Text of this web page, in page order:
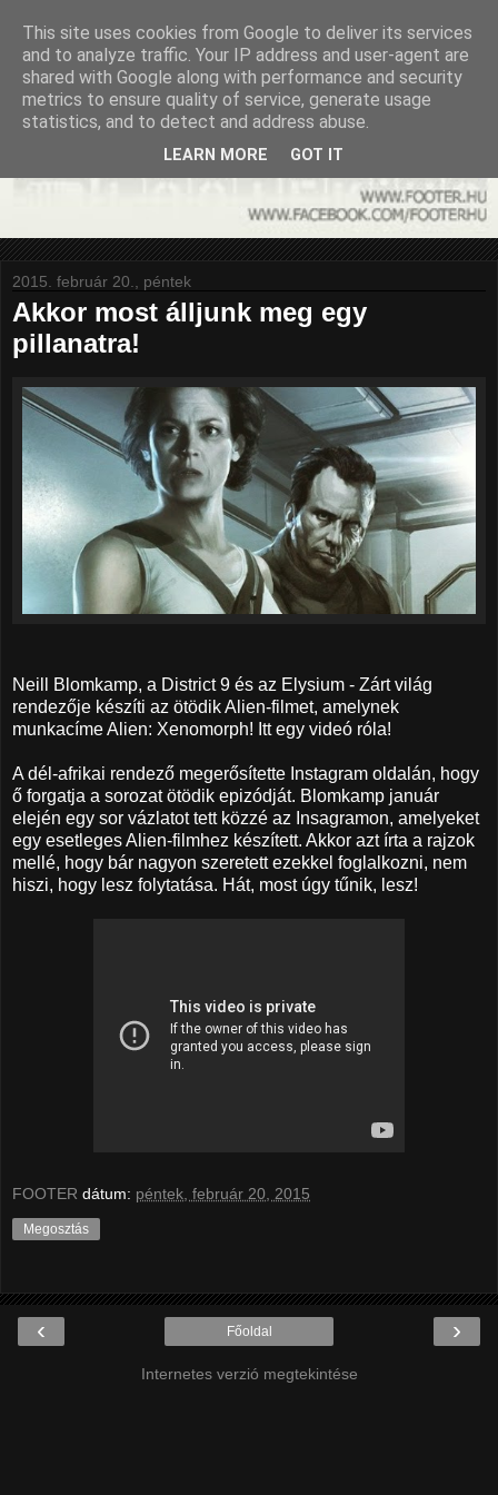
2015. február 20., péntek
Akkor most álljunk meg egy
pillanatra!
Neill Blomkamp, a District 9 és az Elysium - Zárt világ
rendezője készíti az ötödik Alien-filmet, amelynek
munkacíme Alien: Xenomorph! Itt egy videó róla!
A dél-afrikai rendező megerősítette Instagram oldalán, hogy
ő forgatja a sorozat ötödik epizódját. Blomkamp január
elején egy sor vázlatot tett közzé az Insagramon, amelyeket
egy esetleges Alien-filmhez készített. Akkor azt írta a rajzok
mellé, hogy bár nagyon szeretett ezekkel foglalkozni, nem
hiszi, hogy lesz folytatása. Hát, most úgy tűnik, lesz!
FOOTER dátum: péntek, február 20, 2015
Megosztás
‹ ›
Főoldal
Internetes verzió megtekintése
This site uses cookies from Google to deliver its services
and to analyze traffic. Your IP address and user-agent are
shared with Google along with performance and security
metrics to ensure quality of service, generate usage
statistics, and to detect and address abuse.
LEARN MORE GOT IT